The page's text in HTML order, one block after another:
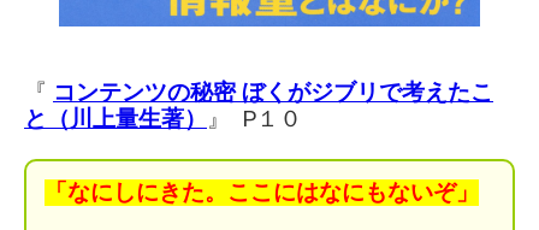
『 コンテンツの秘密ぼくがジブリで考えたこ
と（川上量生著） 』 P１０
「なにしにきた。 ここにはなにもないぞ」